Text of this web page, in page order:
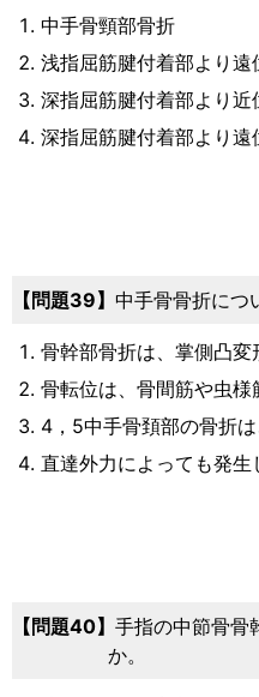
中手骨頸部骨折
浅指屈筋腱付着部より
深指屈筋腱付着部より近
深指屈筋腱付着部より遠
問題39 中手骨骨折につ
骨幹部骨折は、掌側凸変
骨転位は、骨間筋や虫様
4，5中手骨頚部の骨折
直達外力によっても発生
問題40
手指の中節骨骨
か。